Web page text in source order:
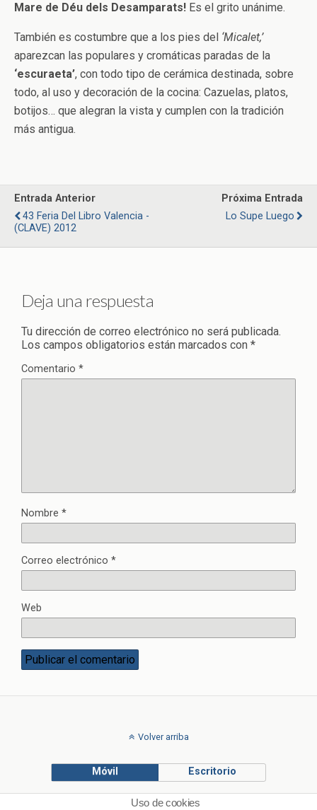
Mare de Déu dels Desamparats! Es el grito unánime.
También es costumbre que a los pies del ‘Micalet,’
aparezcan las populares y cromáticas paradas de la
‘escuraeta’, con todo tipo de cerámica destinada, sobre
todo, al uso y decoración de la cocina: Cazuelas, platos,
botijos… que alegran la vista y cumplen con la tradición
más antigua.
Entrada Anterior
43 Feria Del Libro Valencia -
(CLAVE) 2012
Próxima Entrada
Lo Supe Luego
Deja una respuesta
Tu dirección de correo electrónico no será publicada.
Los campos obligatorios están marcados con *
Comentario *
Nombre *
Correo electrónico *
Web
Volver arriba
Móvil Escritorio
© Francisco Ponce Carrasco
Uso de cookies